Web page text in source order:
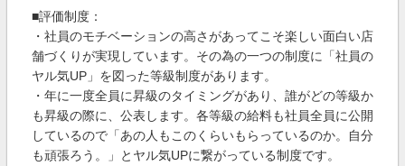
■評価制度：
・社員のモチベーションの高さがあってこそ楽しい面白い店
舗づくりが実現しています。その為の一つの制度に「社員の
ヤル気UP」を図った等級制度があります。
・年に一度全員に昇級のタイミングがあり、誰がどの等級か
も昇級の際に、公表します。各等級の給料も社員全員に公開
しているので「あの人もこのくらいもらっているのか。自分
も頑張ろう。」とヤル気UPに繋がっている制度です。